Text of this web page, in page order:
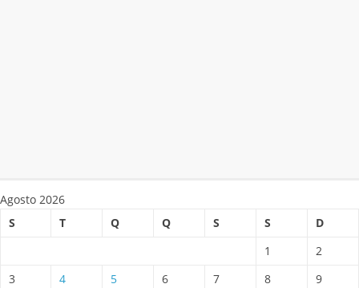
Agosto 2026
S
T Q Q S S
D
1
2
3
4 5 6 7 8
9